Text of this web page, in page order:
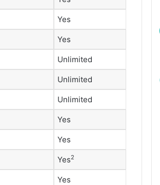
Yes
Yes
Unlimited
Unlimited
Unlimited
Yes
Yes
Yes2
Yes